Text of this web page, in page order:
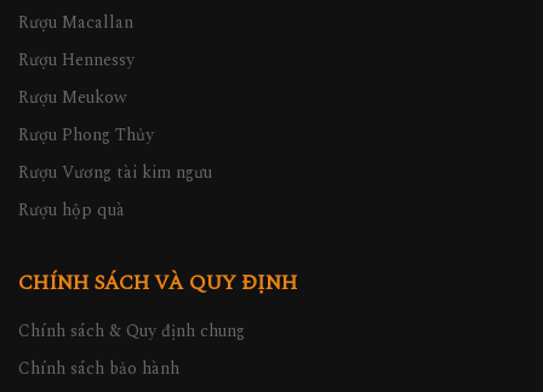
Rượu Macallan
Rượu Hennessy
Rượu Meukow
Rượu Phong Thủy
Rượu Vương tài kim ngưu
Rượu hộp quà
CHÍNH SÁCH VÀ QUY ĐỊNH
Chính sách & Quy định chung
Chính sách bảo hành